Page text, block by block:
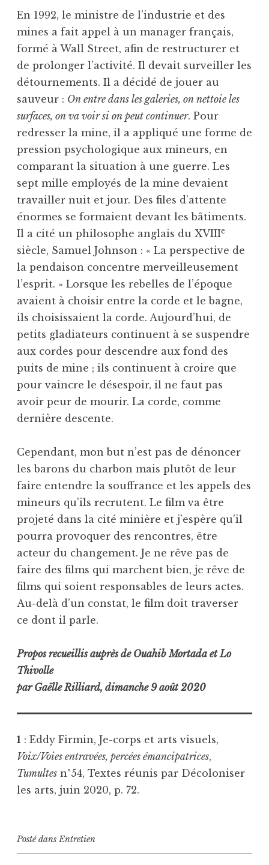
En 1992, le ministre de l’industrie et des
mines a fait appel à un manager français,
formé à Wall Street, afin de restructurer et
de prolonger l’activité. Il devait surveiller les
détournements. Il a décidé de jouer au
sauveur : On entre dans les galeries, on nettoie les
surfaces, on va voir si on peut continuer. Pour
redresser la mine, il a appliqué une forme de
pression psychologique aux mineurs, en
comparant la situation à une guerre. Les
sept mille employés de la mine devaient
travailler nuit et jour. Des files d’attente
énormes se formaient devant les bâtiments.
Il a cité un philosophe anglais du XVIIIe
siècle, Samuel Johnson : « La perspective de
la pendaison concentre merveilleusement
l’esprit. » Lorsque les rebelles de l’époque
avaient à choisir entre la corde et le bagne,
ils choisissaient la corde. Aujourd’hui, de
petits gladiateurs continuent à se suspendre
aux cordes pour descendre aux fond des
puits de mine ; ils continuent à croire que
pour vaincre le désespoir, il ne faut pas
avoir peur de mourir. La corde, comme
dernière descente.
Cependant, mon but n’est pas de dénoncer
les barons du charbon mais plutôt de leur
faire entendre la souffrance et les appels des
mineurs qu’ils recrutent. Le film va être
projeté dans la cité minière et j’espère qu’il
pourra provoquer des rencontres, être
acteur du changement. Je ne rêve pas de
faire des films qui marchent bien, je rêve de
films qui soient responsables de leurs actes.
Au-delà d’un constat, le film doit traverser
ce dont il parle.
Propos recueillis auprès de Ouahib Mortada et Lo
Thivolle
par Gaëlle Rilliard, dimanche 9 août 2020
1 : Eddy Firmin, Je-corps et arts visuels,
Voix/Voies entravées, percées émancipatrices,
Tumultes n°54, Textes réunis par Décoloniser
les arts, juin 2020, p. 72.
Posté dansEntretien